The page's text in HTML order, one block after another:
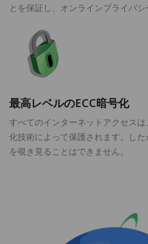
とを保証し、オンラインプライバシ
最高レベルのECC暗号化
すべてのインターネットアクセス
化技術によって保護されます。し
を覗き見ることはできません。